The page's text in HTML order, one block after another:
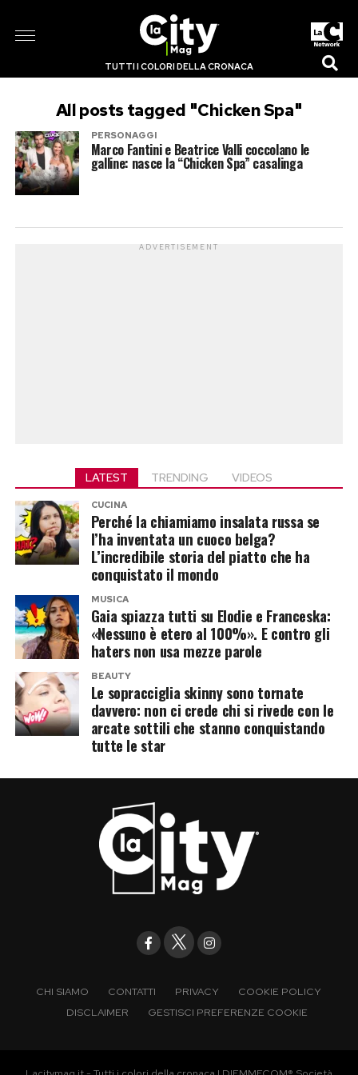
TUTTI I COLORI DELLA CRONACA
All posts tagged "Chicken Spa"
PERSONAGGI
Marco Fantini e Beatrice Valli coccolano le
galline: nasce la “Chicken Spa” casalinga
ADVERTISEMENT
LATEST TRENDING VIDEOS
CUCINA
Perché la chiamiamo insalata russa se
l’ha inventata un cuoco belga?
L’incredibile storia del piatto che ha
conquistato il mondo
MUSICA
Gaia spiazza tutti su Elodie e Franceska:
«Nessuno è etero al 100%». E contro gli
haters non usa mezze parole
BEAUTY
Le sopracciglia skinny sono tornate
davvero: non ci crede chi si rivede con le
arcate sottili che stanno conquistando
tutte le star
CHI SIAMO CONTATTI PRIVACY
COOKIE POLICY
DISCLAIMER
GESTISCI PREFERENZE COOKIE